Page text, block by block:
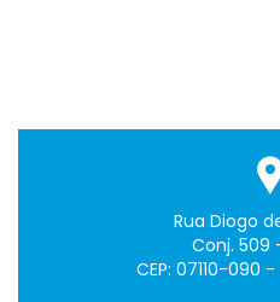
Rua Diogo
Conj. 509
CEP: 07110-090